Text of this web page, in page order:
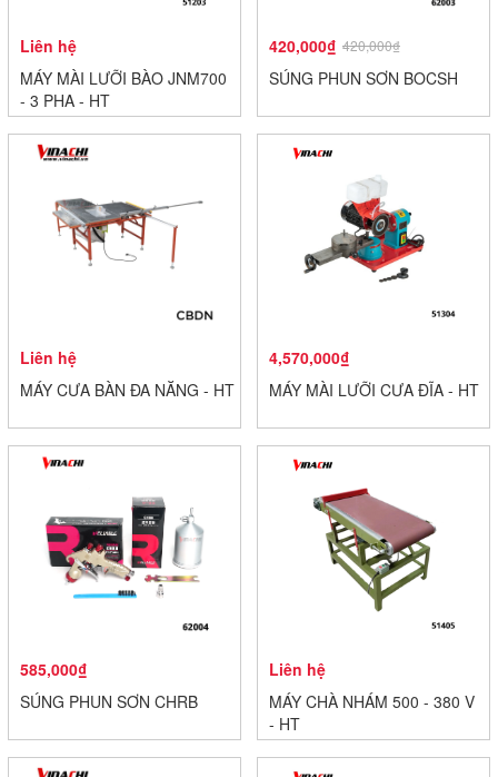
Liên hệ
MÁY MÀI LƯỠI BÀO JNM700
- 3 PHA - HT
420,000₫ 420,000₫
SÚNG PHUN SƠN BOCSH
Liên hệ
MÁY CƯA BÀN ĐA NĂNG - HT
4,570,000₫
MÁY MÀI LƯỠI CƯA ĐĨA - HT
585,000₫
SÚNG PHUN SƠN CHRB
Liên hệ
MÁY CHÀ NHÁM 500 - 380 V
- HT